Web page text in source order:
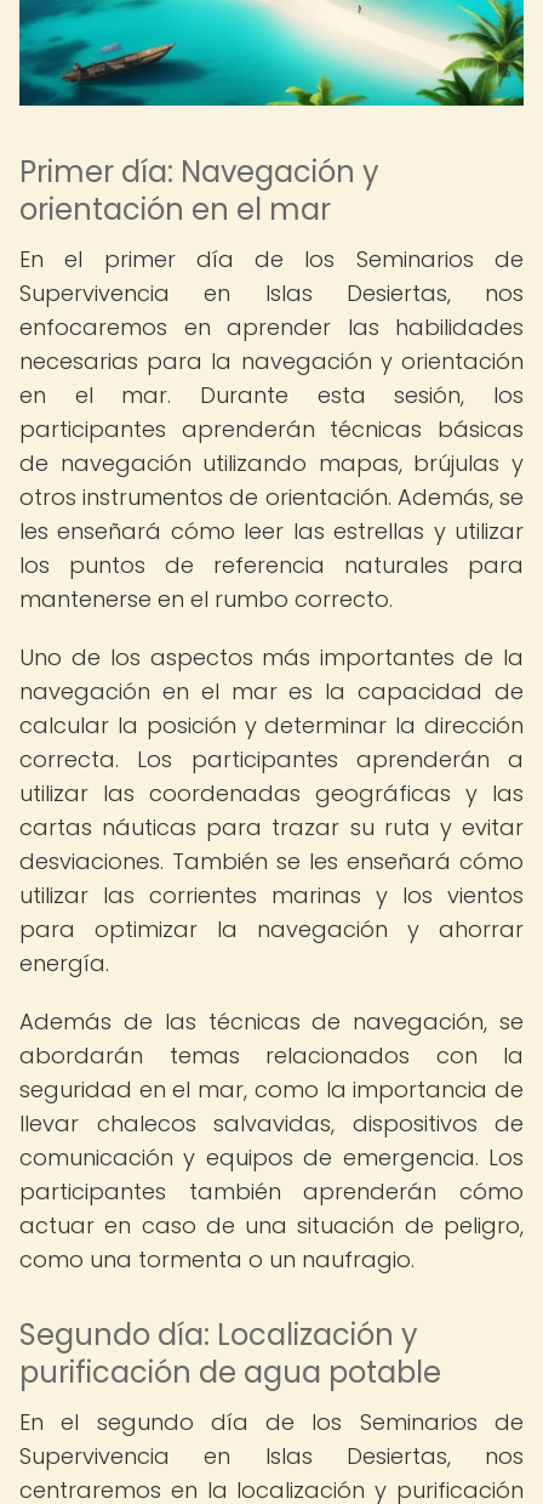
Primer día: Navegación y
orientación en el mar
En el primer día de los Seminarios de
Supervivencia en Islas Desiertas, nos
enfocaremos en aprender las habilidades
necesarias para la navegación y orientación
en el mar. Durante esta sesión, los
participantes aprenderán técnicas básicas
de navegación utilizando mapas, brújulas y
otros instrumentos de orientación. Además, se
les enseñará cómo leer las estrellas y utilizar
los puntos de referencia naturales para
mantenerse en el rumbo correcto.
Uno de los aspectos más importantes de la
navegación en el mar es la capacidad de
calcular la posición y determinar la dirección
correcta. Los participantes aprenderán a
utilizar las coordenadas geográficas y las
cartas náuticas para trazar su ruta y evitar
desviaciones. También se les enseñará cómo
utilizar las corrientes marinas y los vientos
para optimizar la navegación y ahorrar
energía.
Además de las técnicas de navegación, se
abordarán temas relacionados con la
seguridad en el mar, como la importancia de
llevar chalecos salvavidas, dispositivos de
comunicación y equipos de emergencia. Los
participantes también aprenderán cómo
actuar en caso de una situación de peligro,
como una tormenta o un naufragio.
Segundo día: Localización y
purificación de agua potable
En el segundo día de los Seminarios de
Supervivencia en Islas Desiertas, nos
centraremos en la localización y purificación